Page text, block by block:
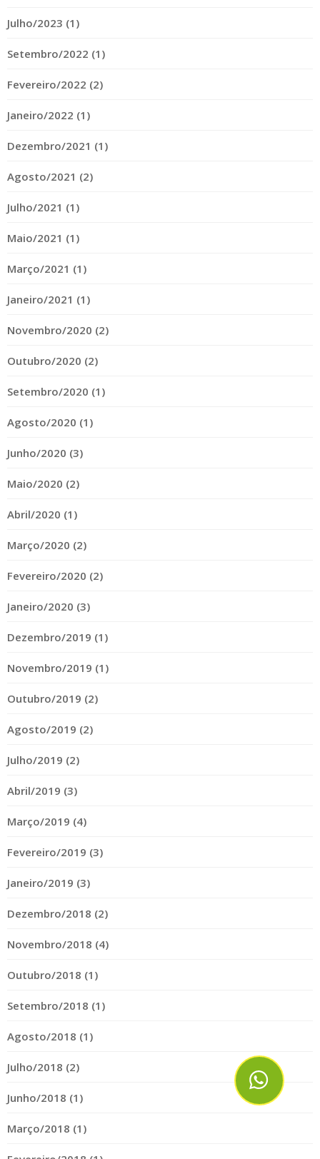
Julho/2023 (1)
Setembro/2022 (1)
Fevereiro/2022 (2)
Janeiro/2022 (1)
Dezembro/2021 (1)
Agosto/2021 (2)
Julho/2021 (1)
Maio/2021 (1)
Março/2021 (1)
Janeiro/2021 (1)
Novembro/2020 (2)
Outubro/2020 (2)
Setembro/2020 (1)
Agosto/2020 (1)
Junho/2020 (3)
Maio/2020 (2)
Abril/2020 (1)
Março/2020 (2)
Fevereiro/2020 (2)
Janeiro/2020 (3)
Dezembro/2019 (1)
Novembro/2019 (1)
Outubro/2019 (2)
Agosto/2019 (2)
Julho/2019 (2)
Abril/2019 (3)
Março/2019 (4)
Fevereiro/2019 (3)
Janeiro/2019 (3)
Dezembro/2018 (2)
Novembro/2018 (4)
Outubro/2018 (1)
Setembro/2018 (1)
Agosto/2018 (1)
Julho/2018 (2)
Junho/2018 (1)
Março/2018 (1)